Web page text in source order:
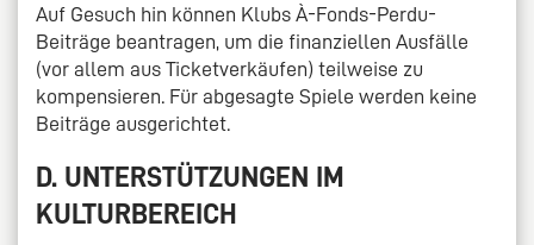
Auf Gesuch hin können Klubs À-Fonds-Perdu-
Beiträge beantragen, um die finanziellen Ausfälle
(vor allem aus Ticketverkäufen) teilweise zu
kompensieren. Für abgesagte Spiele werden keine
Beiträge ausgerichtet.
D. UNTERSTÜTZUNGEN IM
KULTURBEREICH